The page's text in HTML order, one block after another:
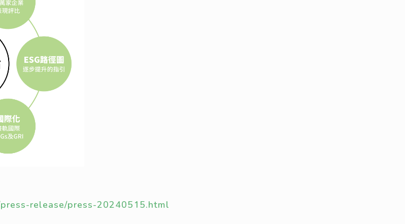
release/press-20240515.html